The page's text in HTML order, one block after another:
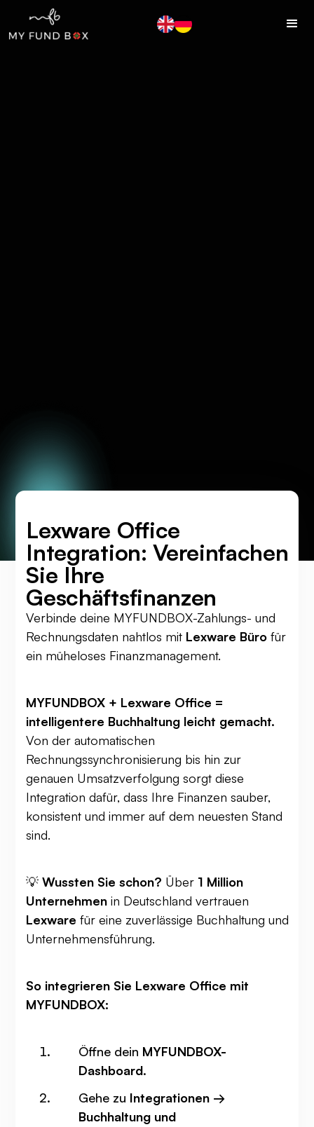
Lexware Office
Integration: Vereinfachen
Sie Ihre
Geschäftsfinanzen
Verbinde deine MYFUNDBOX-Zahlungs- und
Rechnungsdaten nahtlos mit Lexware Büro für
ein müheloses Finanzmanagement.
MYFUNDBOX + Lexware Office =
intelligentere Buchhaltung leicht gemacht.
Von der automatischen
Rechnungssynchronisierung bis hin zur
genauen Umsatzverfolgung sorgt diese
Integration dafür, dass Ihre Finanzen sauber,
konsistent und immer auf dem neuesten Stand
sind.
💡Wussten Sie schon? Über 1 Million
Unternehmen in Deutschland vertrauen
Lexware für eine zuverlässige Buchhaltung und
Unternehmensführung.
So integrieren Sie Lexware Office mit
MYFUNDBOX:
Öffne dein MYFUNDBOX-
Dashboard.
Gehe zu Integrationen →
Buchhaltung und